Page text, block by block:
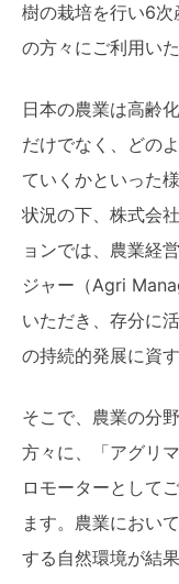
樹の栽培を行い6次
の方々にご利用い
日本の農業は高齢
だけでなく、どの
ていくかといった
状況の下、株式会
ョンでは、農業経
ジャー（Agri
いただき、存分に
の持続的発展に資
そこで、農業の分
方々に、「アグリ
ロモーターとして
ます。農業におい
する自然環境が結